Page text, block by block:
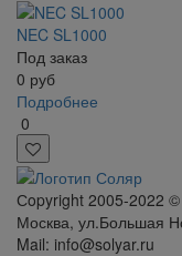
NEC SL1000
Под заказ
0 руб
Подробнее
0
Сopyright 2005-2022
Москва, ул.Большая
Mail: info@solyar.ru